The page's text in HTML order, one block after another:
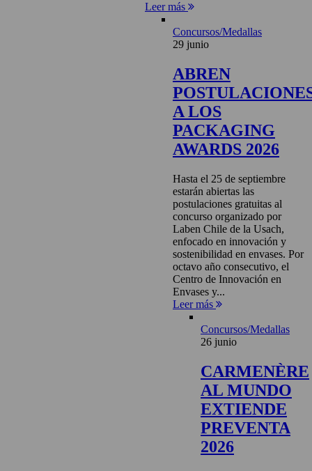
Leer más
Concursos/Medallas
29 junio
ABREN
A LOS
PACKAGING
AWARDS 2026
Hasta el 25 de septiembre
estarán abiertas las
postulaciones gratuitas al
concurso organizado por
Laben Chile de la Usach,
enfocado en innovación y
sostenibilidad en envases. Por
octavo año consecutivo, el
Centro de Innovación en
Envases y...
Leer más
Concursos/Medallas
26 junio
CARMENÈRE
AL MUNDO
EXTIENDE
PREVENTA
2026